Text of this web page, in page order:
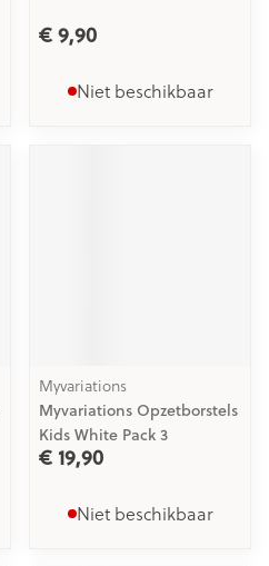
€ 9,90
Niet beschikbaar
Myvariations
Myvariations Opzetborstels
Kids White Pack 3
€ 19,90
Niet beschikbaar